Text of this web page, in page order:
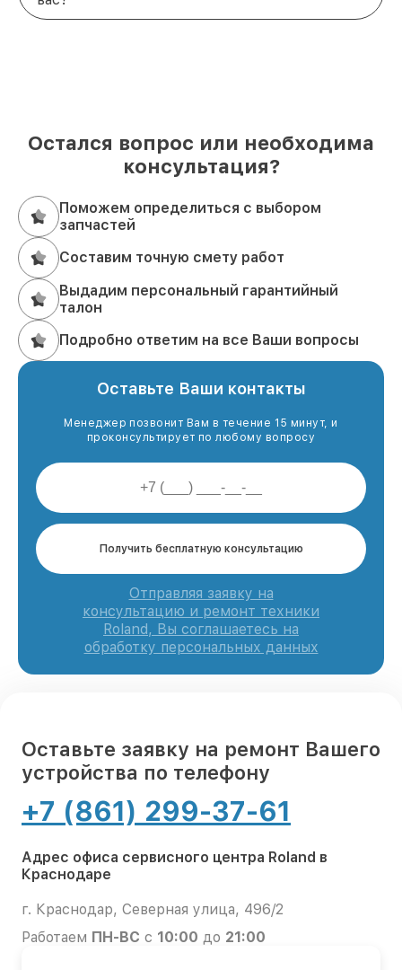
Остался вопрос или необходима
консультация?
Поможем определиться с выбором
запчастей
Составим точную смету работ
Выдадим персональный гарантийный
талон
Подробно ответим на все Ваши вопросы
Оставьте Ваши контакты
Менеджер позвонит Вам в течение 15 минут, и
проконсультирует по любому вопросу
Получить бесплатную консультацию
Отправляя заявку на
консультацию и ремонт техники
Roland, Вы соглашаетесь на
обработку персональных данных
Оставьте заявку на ремонт Вашего
устройства по телефону
+7 (861) 299-37-61
Адрес офиса сервисного центра Roland в
Краснодаре
г. Краснодар, Северная улица, 496/2
Работаем ПН-ВС с 10:00 до 21:00